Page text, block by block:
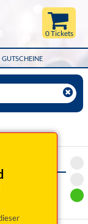
GUTSCHEINE
0 Tickets